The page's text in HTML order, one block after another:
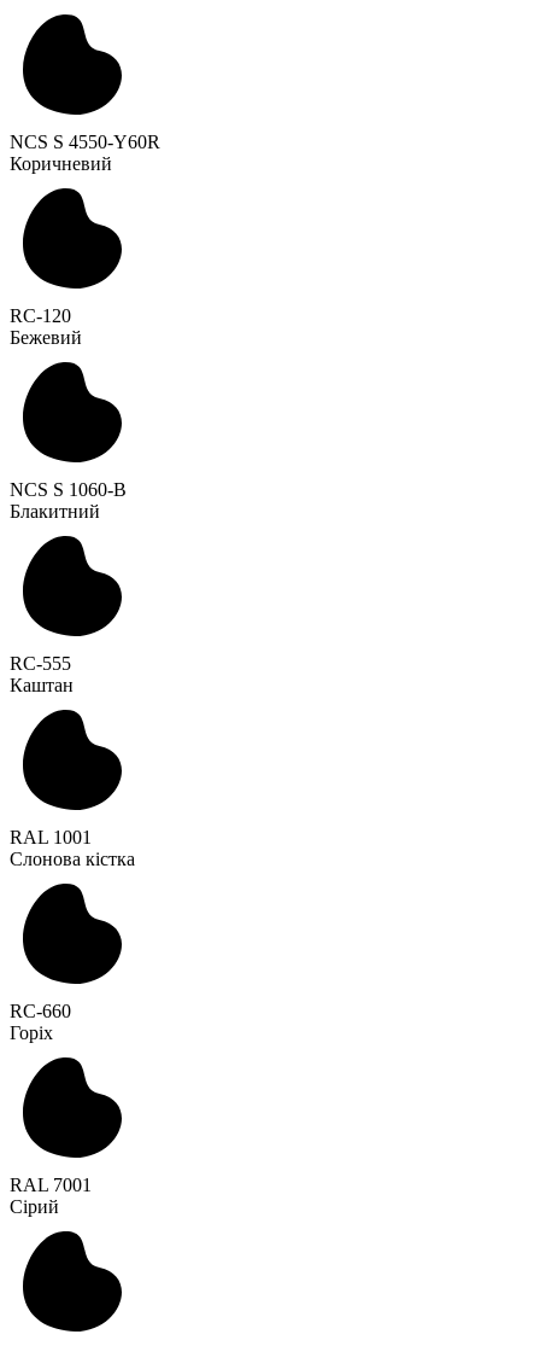
NCS S 4550-Y60R
Коричневий
RC-120
Бежевий
NCS S 1060-B
Блакитний
RC-555
Каштан
RAL 1001
Слонова кістка
RC-660
Горіх
RAL 7001
Сірий